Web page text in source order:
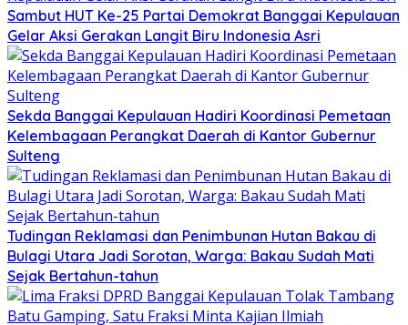
Sambut HUT Ke-25 Partai Demokrat Banggai Kepulauan
Gelar Aksi Gerakan Langit Biru Indonesia Asri
Sekda Banggai Kepulauan Hadiri Koordinasi Pemetaan
Kelembagaan Perangkat Daerah di Kantor Gubernur
Sulteng
Tudingan Reklamasi dan Penimbunan Hutan Bakau di
Bulagi Utara Jadi Sorotan, Warga: Bakau Sudah Mati
Sejak Bertahun-tahun